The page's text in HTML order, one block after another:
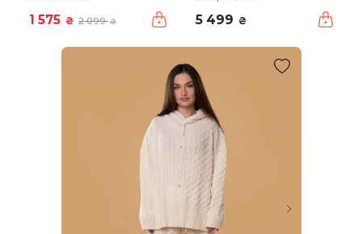
1 575 ₴ 2 099₴ 5 499 ₴